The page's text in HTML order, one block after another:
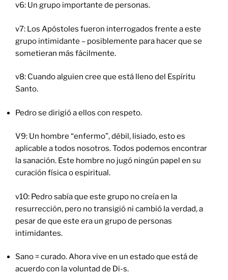
v6: Un grupo importante de personas.
v7: Los Apóstoles fueron interrogados frente a este
grupo intimidante – posiblemente para hacer que se
sometieran más fácilmente.
v8: Cuando alguien cree que está lleno del Espíritu
Santo.
Pedro se dirigió a ellos con respeto.
V9: Un hombre “enfermo”, débil, lisiado, esto es
aplicable a todos nosotros. Todos podemos encontrar
la sanación. Este hombre no jugó ningún papel en su
curación física o espiritual.
v10: Pedro sabía que este grupo no creía en la
resurrección, pero no transigió ni cambió la verdad, a
pesar de que este era un grupo de personas
intimidantes.
Sano = curado. Ahora vive en un estado que está de
acuerdo con la voluntad de Di-s.